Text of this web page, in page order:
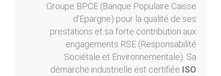
Groupe BPCE (Banque Populaire Caisse
d'Epargne) pour la qualité de ses
prestations et sa forte contribution aux
engagements RSE (Responsabilité
Sociétale et Environnementale). Sa
démarche industrielle est certifiée ISO